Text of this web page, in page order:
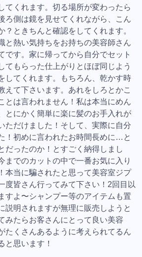
てくれます。切る場所が変わったら
ろ側は鏡を見せてくれながら、こん
？ときちんと確認をしてくれます。
と熱い気持ちをお持ちの美容師さん
です。家に帰ってから自分でセット
てもらった仕上がりとほぼ同じよう
してくれます。もちろん、乾かす時
えて下さいます。あれをしろとかこ
とは言われません！私は本当にめん
とにかく簡単に楽に髪のお手入れが
ただけました！そして、実際に自分
！初めに言われたお時間長めに…と
だったのか！とすごく納得しまし
までのカットの中で一番お気に入り
本当に騙されたと思って美容室ジプ
度皆さん行ってみて下さい！2回目以
すよ〜シャンプー等のアイテムも置
説明されますが無理に販売しようと
みたらお客さんにとって良い美容
たくさんあるように考えられてるん
と思います！